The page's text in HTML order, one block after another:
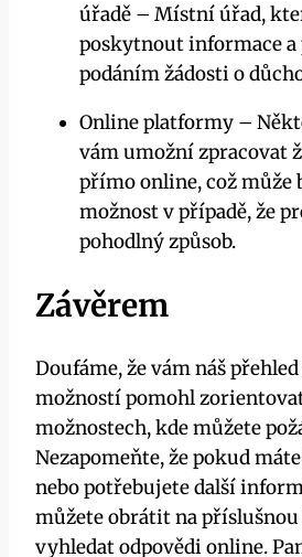
úřadě – Místní úřad,
poskytnout informace a
podáním žádosti o
Online platformy –
vám umožní zpracovat
přímo online, což může
možnost v případě, že
pohodlný způsob.
Závěrem
Doufáme, že vám náš
možností pomohl
možnostech, kde můžete
Nezapomeňte, že pokud
nebo potřebujete další
můžete obrátit na
vyhledat odpovědi online.